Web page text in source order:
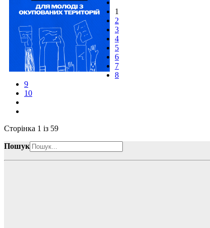
1
2
3
4
5
6
7
8
9
10
Сторінка 1 із 59
Пошук